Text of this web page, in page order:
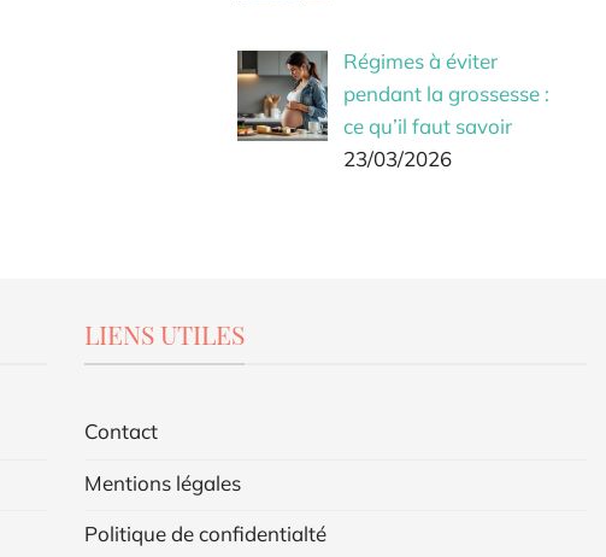
Régimes à éviter
pendant la grossesse :
ce qu’il faut savoir
23/03/2026
LIENS UTILES
Contact
Mentions légales
Politique de confidentialté